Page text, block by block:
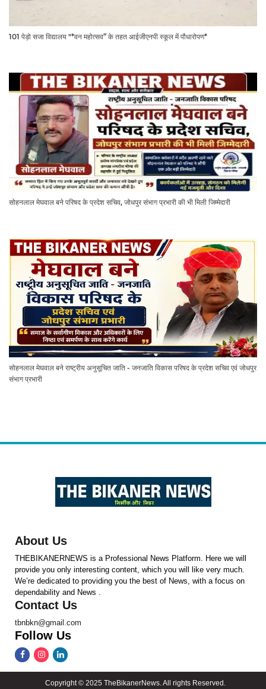
101 पेड़ो सजा विद्यालय "*वन महोत्सव” के तहत आईजीएनपी स्कूल में पौधारोपण*
सोहनलाल मेघवाल बने परिषद के प्रदेश सचिव, जोधपुर संभाग प्रभारी की भी मिली जिम्मेदारी
सोहनलाल मेघवाल बने राष्ट्रीय अनुसूचित जाति - जनजाति विकास परिषद के प्रदेश सचिव एवं जोधपुर
संभाग प्रभारी
About Us
THEBIKANERNEWS is a Professional News Platform. Here we will
provide you only interesting content, which you will like very much.
We’re dedicated to providing you the best of News, with a focus on
dependability and News .
Contact Us
tbnbkn@gmail.com
Follow Us
Copyright © 2025 TheBikanerNews. All rights Reserved.